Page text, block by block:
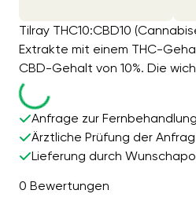
Tilray THC10:CBD10
Extrakte mit einem THC-
CBD-Gehalt von 10%. Die
Anfrage zur
Ärztliche Prüfung der
Lieferung durch
0 Bewertungen